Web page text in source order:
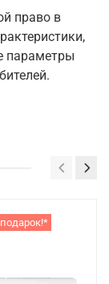
право в
параметры